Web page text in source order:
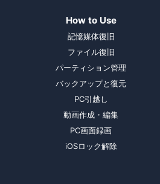
How to Use
記憶媒体復旧
ファイル復旧
パーティション管理
バックアップと復元
PC引越し
動画作成・編集
PC画面録画
iOSロック解除